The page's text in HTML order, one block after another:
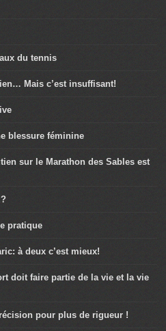
du tennis
Mais c’est insuffisant!
blessure féminine
sur le Marathon des Sables est
pratique
à deux c’est mieux!
doit faire partie de la vie et la vie
pour plus de rigueur !